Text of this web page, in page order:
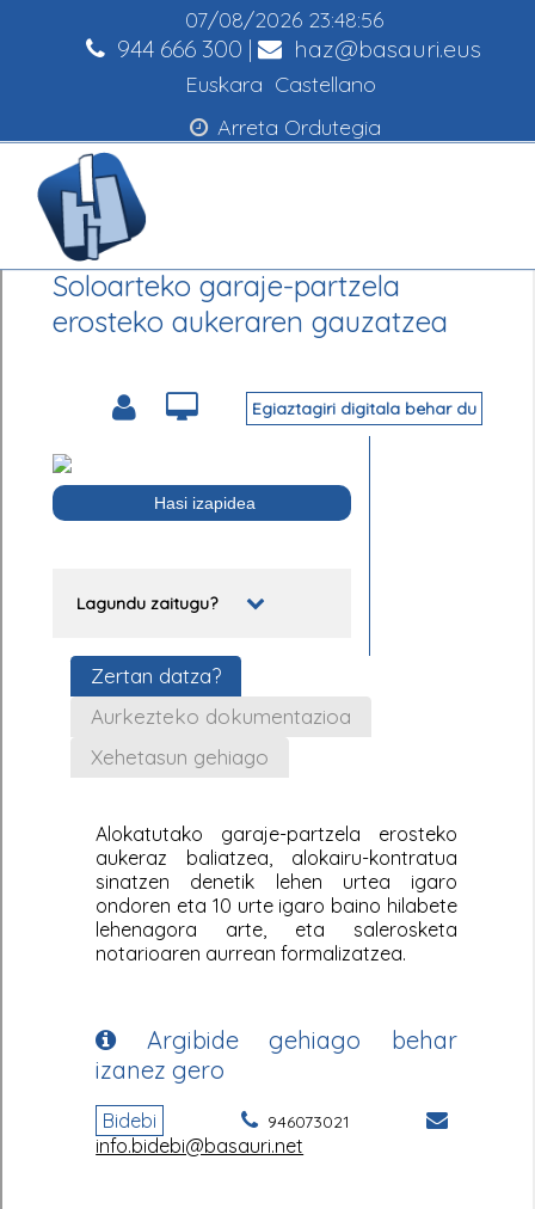
07/08/2026 23:48:56
944 666 300 | haz@basauri.eus
Euskara Castellano
Arreta Ordutegia